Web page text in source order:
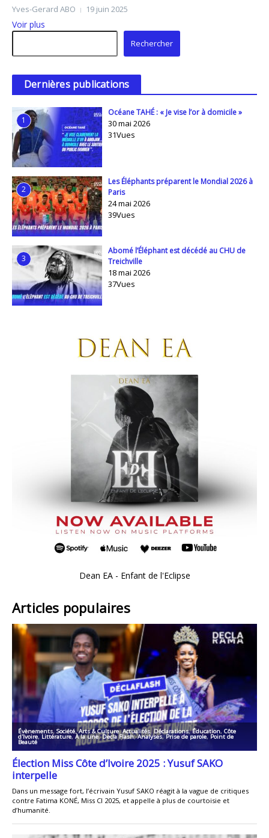
Yves-Gerard ABO 19 juin 2025
Voir plus
Rechercher
Rechercher
Dernières publications
1
Océane TAHÉ : « Je vise l’or à domicile »
30 mai 2026
31Vues
2
Les Éléphants préparent le Mondial 2026 à
Paris
24 mai 2026
39Vues
3
Abomé l’Éléphant est décédé au CHU de
Treichville
18 mai 2026
37Vues
Dean EA - Enfant de l'Eclipse
Articles populaires